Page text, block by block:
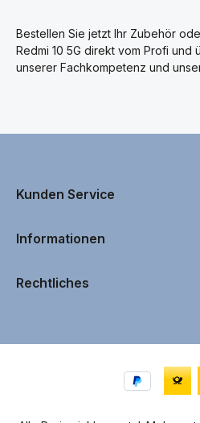
Bestellen Sie jetzt Ihr Zubehör
Redmi 10 5G direkt vom Profi und
unserer Fachkompetenz und
Kunden Service
Informationen
Rechtliches